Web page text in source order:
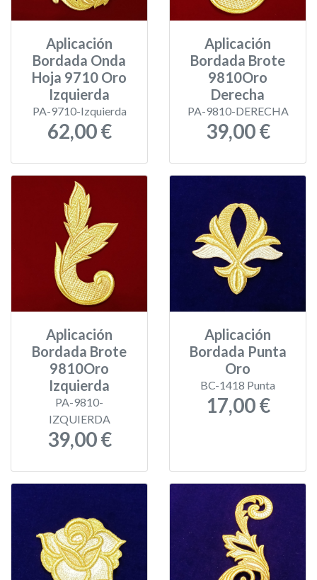
Aplicación
Bordada Onda
Hoja 9710 Oro
Izquierda
PA-9710-Izquierda
62,00 €
Aplicación
Bordada Brote
9810Oro
Derecha
PA-9810-DERECHA
39,00 €
Aplicación
Bordada Brote
9810Oro
Izquierda
PA-9810-
IZQUIERDA
39,00 €
Aplicación
Bordada Punta
Oro
BC-1418 Punta
17,00 €